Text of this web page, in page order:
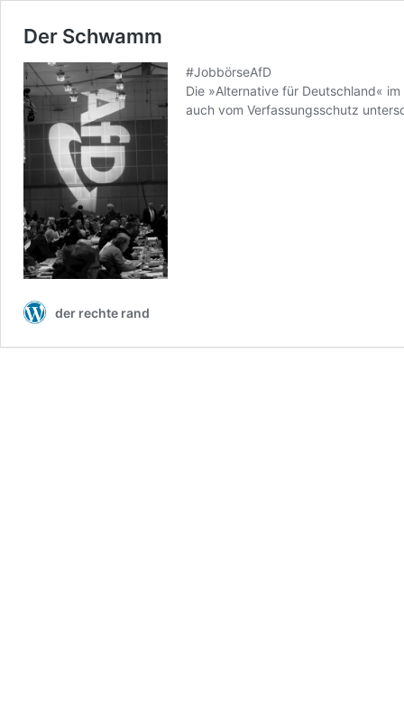
Der Schwamm
#JobbörseAfD
Die »Alternative für Deutschland«
auch vom Verfassungsschutz
der rechte rand